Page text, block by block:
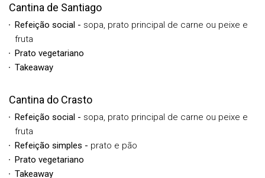
Cantina de Santiago
Refeição social - sopa, prato principal de carne ou peixe e
fruta
Prato vegetariano
Takeaway
Cantina do Crasto
Refeição social - sopa, prato principal de carne ou peixe e
fruta
Refeição simples - prato e pão
Prato vegetariano
Takeaway